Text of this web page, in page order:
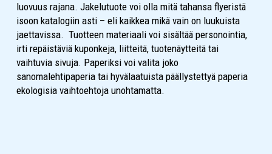
luovuus rajana. Jakelutuote voi olla mitä tahansa flyeristä
isoon katalogiin asti – eli kaikkea mikä vain on luukuista
jaettavissa. Tuotteen materiaali voi sisältää personointia,
irti repäistäviä kuponkeja, liitteitä, tuotenäytteitä tai
vaihtuvia sivuja. Paperiksi voi valita joko
sanomalehtipaperia tai hyvälaatuista päällystettyä paperia
ekologisia vaihtoehtoja unohtamatta.